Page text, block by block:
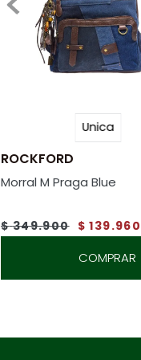
Unica
ROCKFORD
Morral M Praga Blue
$ 349.900 $ 139.960
COMPRAR